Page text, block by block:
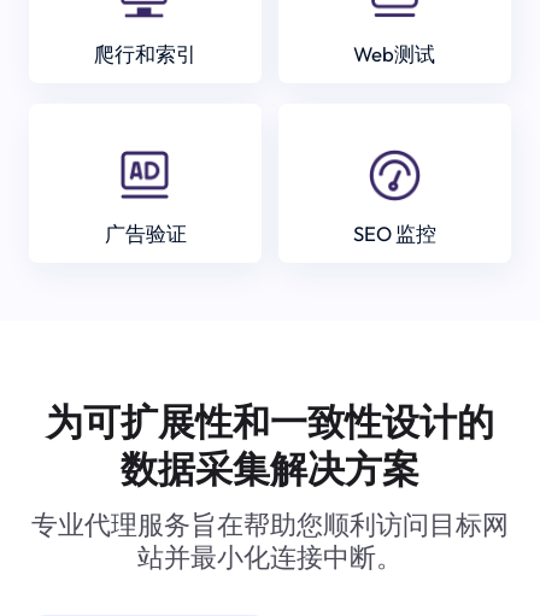
爬行和索引 Web测试
广告验证 SEO 监控
为可扩展性和一致性设计的
数据采集解决方案
专业代理服务旨在帮助您顺利访问目标网
站并最小化连接中断。